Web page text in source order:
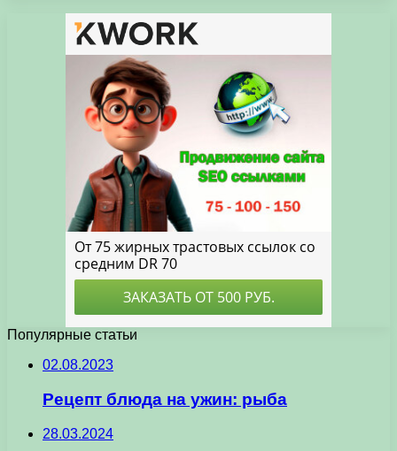
Популярные статьи
02.08.2023
Рецепт блюда на ужин: рыба
28.03.2024